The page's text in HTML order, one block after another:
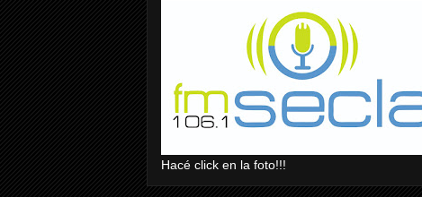
Hacé click en la foto!!!